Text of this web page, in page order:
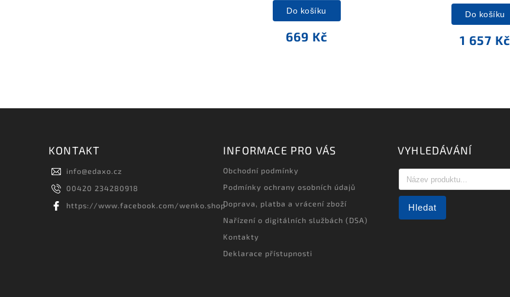
669 Kč
Do košíku
1 657 Kč
Do košíku
KONTAKT
info@edaxo.cz
00420 234280918
https://www.facebook.com/wenko.shop
INFORMACE PRO VÁS
Obchodní podmínky
Podmínky ochrany osobních údajů
Doprava, platba a vrácení zboží
Nařízení o digitálních službách (DSA)
Kontakty
Deklarace přístupnosti
VYHLEDÁVÁNÍ
Hledat